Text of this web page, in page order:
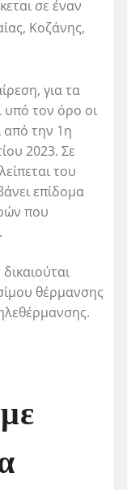
σε έναν
Κοζάνης,
για τα
υπό τον όρο οι
από την 1η
2023. Σε
του
επίδομα
που
θέρμανσης